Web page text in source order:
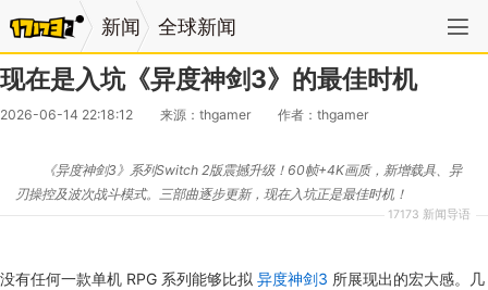
新闻 全球新闻
现在是入坑《异度神剑3》的最佳时机
2026-06-14 22:18:12 来源：thgamer 作者：thgamer
17173 新闻导语
《异度神剑3》系列Switch 2版震撼升级！60帧+4K画质，新增载具、异
刃操控及波次战斗模式。三部曲逐步更新，现在入坑正是最佳时机！
没有任何一款单机 RPG 系列能够比拟 异度神剑3 所展现出的宏大感。几